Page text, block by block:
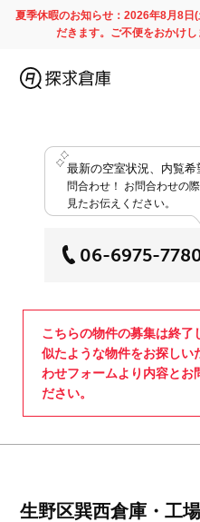
夏季休暇のお知らせ：2026年8月8日
だきます。ご不便をおかけし
最新の空室状況、内覧希
問合わせ！ お問合わせの
見たお伝えください。
06-6975-
こちらの物件の募集は終了
似たような物件をお探しい
わせフォームより内容とお
ださい。
生野区巽西倉庫・工